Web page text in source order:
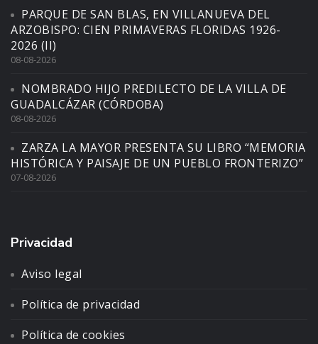
PARQUE DE SAN BLAS, EN VILLANUEVA DEL
ARZOBISPO: CIEN PRIMAVERAS FLORIDAS 1926-
2026 (II)
08-08-2026
NOMBRADO HIJO PREDILECTO DE LA VILLA DE
GUADALCÁZAR (CÓRDOBA)
08-08-2026
ZARZA LA MAYOR PRESENTA SU LIBRO “MEMORIA
HISTÓRICA Y PAISAJE DE UN PUEBLO FRONTERIZO”
07-08-2026
Privacidad
Aviso legal
Política de privacidad
Política de cookies